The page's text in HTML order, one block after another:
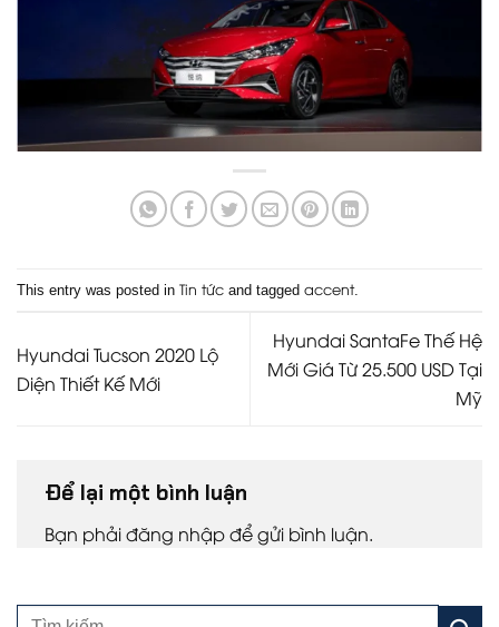
This entry was posted in Tin tức and tagged accent.
Hyundai Tucson 2020 Lộ
Diện Thiết Kế Mới
Hyundai SantaFe Thế Hệ
Mới Giá Từ 25.500 USD Tại
Mỹ
Để lại một bình luận
Bạn phảiđăng nhậpđể gửi bình luận.